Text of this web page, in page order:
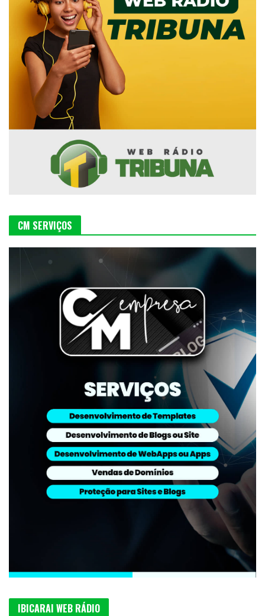
CM SERVIÇOS
IBICARAI WEB RÁDIO